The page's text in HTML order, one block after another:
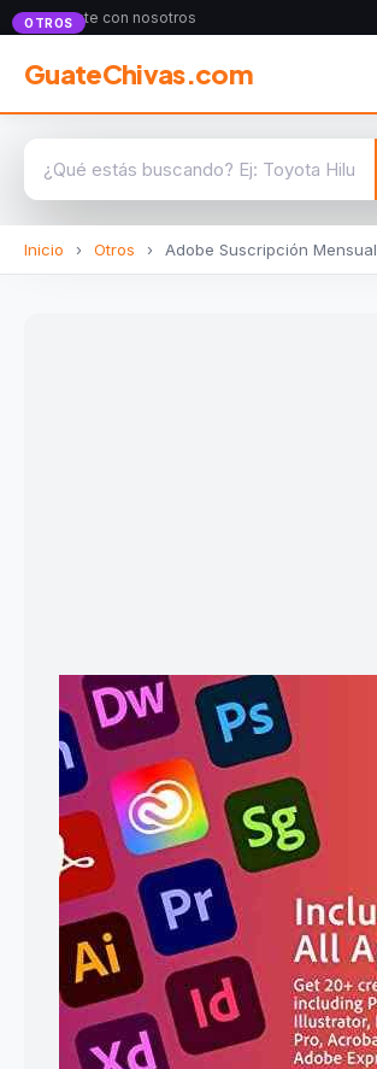
Anunciate con nosotros
GuateChivas.com
Inicio › Otros › Adobe Suscripción Mensual
OTROS